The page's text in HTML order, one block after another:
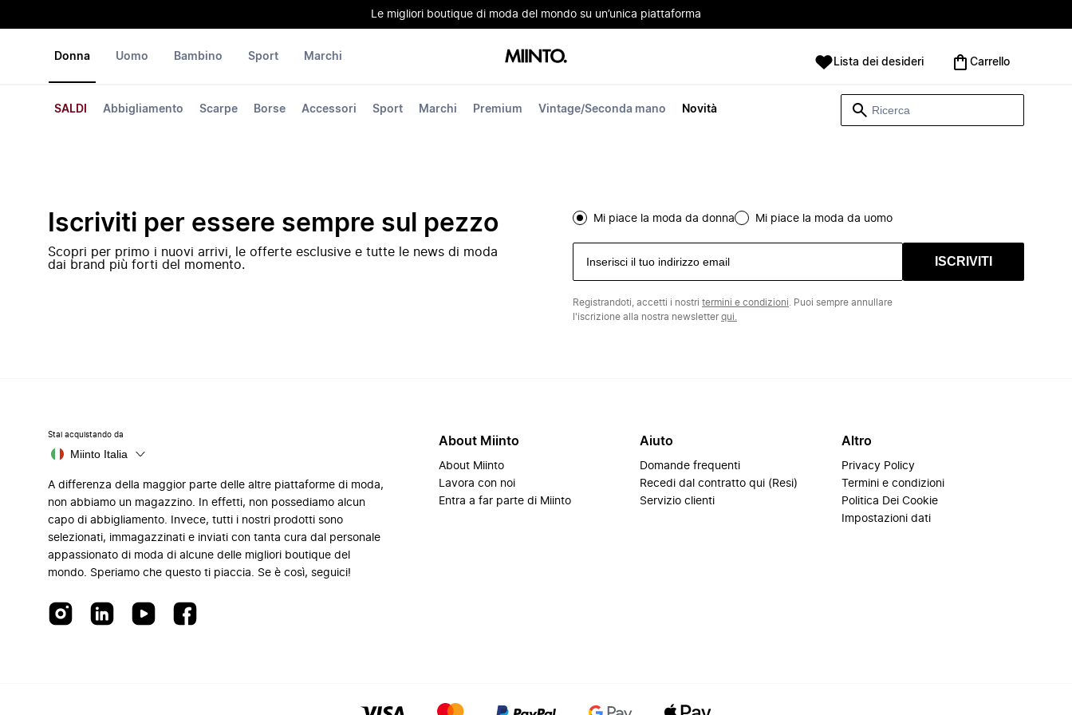
Le migliori boutique di moda del mondo su un’unica piattaforma
Donna
SALDI Abbigliamento Scarpe Borse Accessori Sport Marchi Premium Vintage/Seconda mano Novità
Uomo Bambino Sport Marchi Lista dei desideri Carrello
Iscriviti per essere sempre sul pezzo
Scopri per primo i nuovi arrivi, le offerte esclusive e tutte le news di moda
dai brand più forti del momento.
Mi piace la moda da donna Mi piace la moda da uomo
ISCRIVITI
Registrandoti, accetti i nostri termini e condizioni . Puoi sempre annullare
l'iscrizione alla nostra newsletterqui.
Stai acquistando da
Miinto Italia
A differenza della maggior parte delle altre piattaforme di moda,
non abbiamo un magazzino. In effetti, non possediamo alcun
capo di abbigliamento. Invece, tutti i nostri prodotti sono
selezionati, immagazzinati e inviati con tanta cura dal personale
appassionato di moda di alcune delle migliori boutique del
mondo. Speriamo che questo ti piaccia. Se è così, seguici!
About Miinto
About Miinto
Lavora con noi
Entra a far parte di Miinto
Aiuto
Domande frequenti
Recedi dal contratto qui (Resi)
Servizio clienti
Altro
Privacy Policy
Termini e condizioni
Politica Dei Cookie
Impostazioni dati